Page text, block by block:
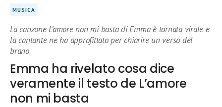
MUSICA
La canzone L’amore non mi basta di Emma è tornata virale e
la cantante ne ha approfittato per chiarire un verso del
brano
Emma ha rivelato cosa dice
veramente il testo de L’amore
non mi basta